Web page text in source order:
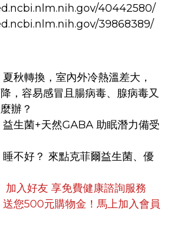
40442580/
39868389/
夏秋轉換，室內外冷熱溫差大，
，容易感冒且腸病毒、腺病毒又
辦？
益生菌+天然GABA 助眠潛力備受
睡不好？ 來點克菲爾益生菌、優
加入好友 享免費健康諮詢服務
送您500元購物金！馬上加入會員